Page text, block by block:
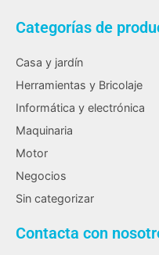
Categorías de
Casa y jardín
Herramientas y Bricolaje
Informática y electrónica
Maquinaria
Motor
Negocios
Sin categorizar
Contacta con